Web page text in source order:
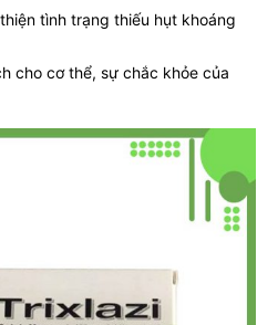
tình trạng thiếu hụt khoáng
cho cơ thể, sự chắc khỏe của